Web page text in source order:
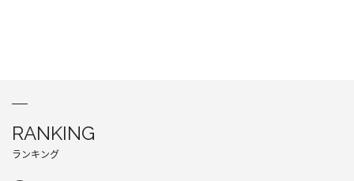
RANKING
ランキング